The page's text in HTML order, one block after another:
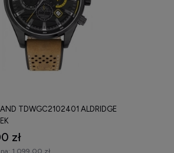
TDWGC2102401 ALDRIDGE
zł
1 099,00 zł